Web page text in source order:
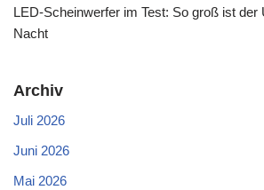
LED-Scheinwerfer im Test: So groß ist der
Nacht
Archiv
Juli 2026
Juni 2026
Mai 2026